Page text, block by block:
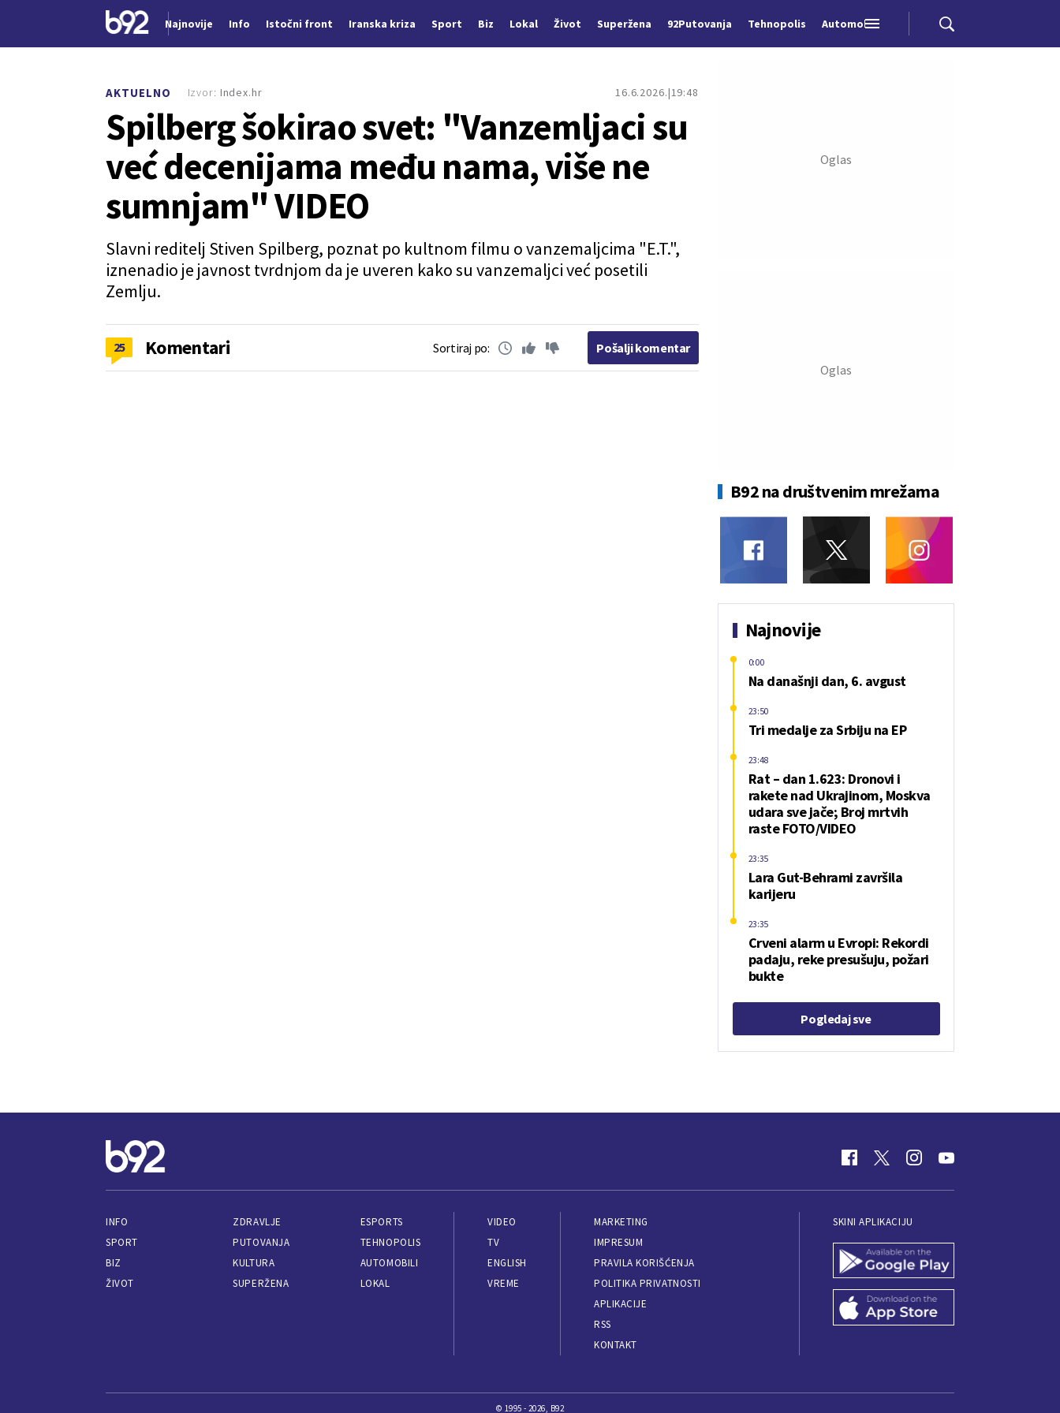
Najnovije Info Istočni front Iranska kriza Sport Biz Lokal Život Superžena 92Putovanja Tehnopolis Automobili
AKTUELNO 16.6.2026. 19:48
Spilberg šokirao svet: "Vanzemljaci su
već decenijama među nama, više ne
sumnjam" VIDEO
Slavni reditelj Stiven Spilberg, poznat po kultnom filmu o vanzemaljcima "E.T.",
iznenadio je javnost tvrdnjom da je uveren kako su vanzemaljci već posetili
Zemlju.
Izvor: Index.hr
25 Komentari Sortiraj po: Pošalji komentar
B92 na društvenim mrežama
Najnovije
Na današnji dan, 6. avgust
0:00
Tri medalje za Srbiju na EP
23:50
Rat – dan 1.623: Dronovi i
rakete nad Ukrajinom, Moskva
udara sve jače; Broj mrtvih
raste FOTO/VIDEO
23:48
Lara Gut-Behrami završila
karijeru
23:35
Crveni alarm u Evropi: Rekordi
padaju, reke presušuju, požari
bukte
23:35
Pogledaj sve
INFO
SPORT
BIZ
ŽIVOT
ZDRAVLJE
PUTOVANJA
KULTURA
SUPERŽENA
ESPORTS
TEHNOPOLIS
AUTOMOBILI
LOKAL
VIDEO
TV
ENGLISH
VREME
MARKETING
IMPRESUM
PRAVILA KORIŠĆENJA
POLITIKA PRIVATNOSTI
APLIKACIJE
RSS
KONTAKT
SKINI APLIKACIJU
© 1995 - 2026, B92